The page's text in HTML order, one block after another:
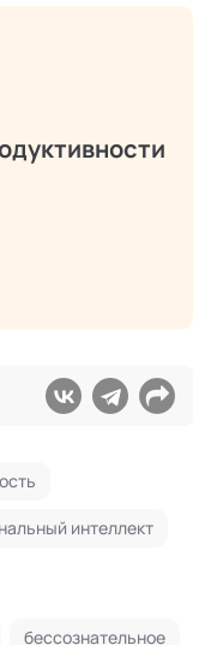
интеллект
бессознательное